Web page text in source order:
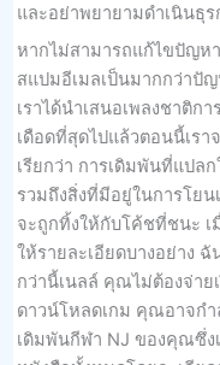
และอย่าพยายามดำเนินธุ
หากไม่สามารถแก้ไขปัญห
สแปมอีเมลเป็นมากกว่าปั
เราได้นำเสนอเพลงชาติ
เดือดที่สุดไปแล้วตอนนี้เร
เรียกว่า การเดิมพันที่แปล
รวมถึงสิ่งที่มีอยู่ในการโย
จะถูกทิ้งให้กับโค้ชที่ชนะ
ให้รายละเอียดบางอย่าง
กว่านี้เนลล์ คุณไม่ต้องจ่าย
ดาวน์โหลดเกม คุณอาจกำ
เดิมพันกีฬา NJ ของคุณซึ่ง